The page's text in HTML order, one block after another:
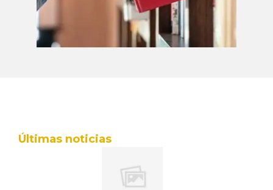
Últimas noticias